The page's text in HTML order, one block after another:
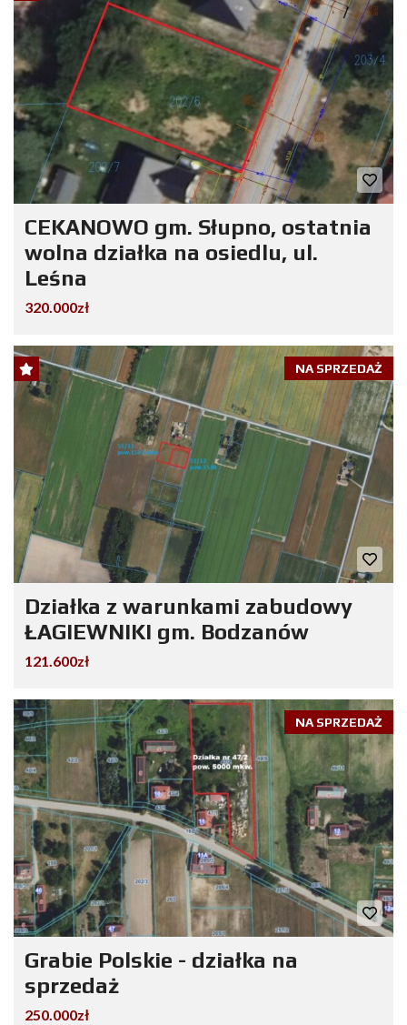
CEKANOWO gm. Słupno, ostatnia
wolna działka na osiedlu, ul.
Leśna
320.000zł
NA SPRZEDAŻ
Działka z warunkami zabudowy
ŁAGIEWNIKI gm. Bodzanów
121.600zł
NA SPRZEDAŻ
Grabie Polskie - działka na
sprzedaż
250.000zł